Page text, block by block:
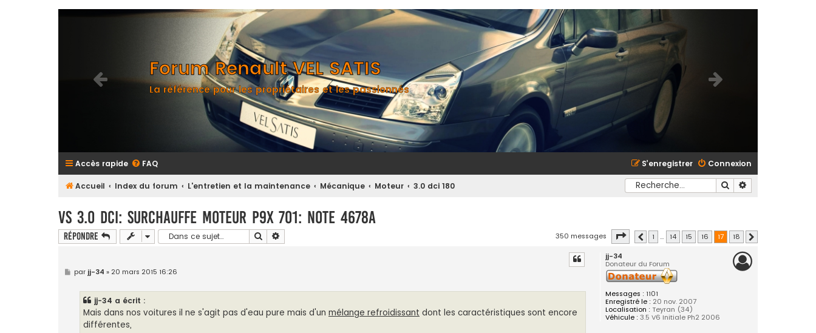
Forum Renault VEL SATIS
La référence pour les propriétaires et les passionnés
Accès rapide FAQ Connexion
S’enregistrer
Accueil Index du forum L'entretien et la maintenance Mécanique Moteur 3.0 dci 180 Rechercher
VS 3.0 DCI: Surchauffe Moteur P9X 701: Note 4678A
Répondre Rechercher 350 messages Page sur
Précédente
1 … 14 15 16 17 18
jj-34
Donateur du Forum
Messages : 1101
Enregistré le : 20 nov. 2007
Localisation : Teyran (34)
Véhicule : 3.5 V6 Initiale Ph2 2006
M
e
par jj-34 » 20 mars 2015 16:26
jj-34 a écrit :
Mais dans nos voitures il ne s'agit pas d'eau pure mais d'un mélange refroidissant dont les caractéristiques sont encore
différentes,